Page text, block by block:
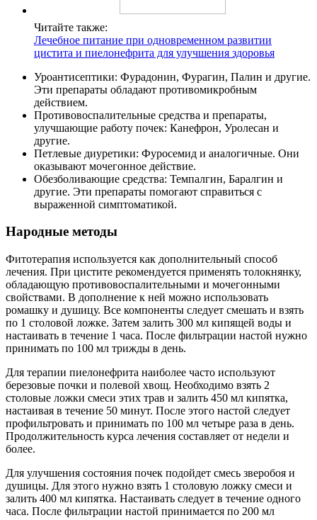
Читайте также:
Лечебное питание при одновременном развитии
цистита и пиелонефрита для улучшения здоровья
Уроантисептики: Фурадонин, Фурагин, Палин и другие.
Эти препараты обладают противомикробным
действием.
Противовоспалительные средства и препараты,
улучшающие работу почек: Канефрон, Уролесан и
другие.
Петлевые диуретики: Фуросемид и аналогичные. Они
оказывают мочегонное действие.
Обезболивающие средства: Темпалгин, Баралгин и
другие. Эти препараты помогают справиться с
выраженной симптоматикой.
Народные методы
Фитотерапия используется как дополнительный способ
лечения. При цистите рекомендуется применять толокнянку,
обладающую противовоспалительными и мочегонными
свойствами. В дополнение к ней можно использовать
ромашку и душицу. Все компоненты следует смешать и взять
по 1 столовой ложке. Затем залить 300 мл кипящей воды и
настаивать в течение 1 часа. После фильтрации настой нужно
принимать по 100 мл трижды в день.
Для терапии пиелонефрита наиболее часто используют
березовые почки и полевой хвощ. Необходимо взять 2
столовые ложки смеси этих трав и залить 450 мл кипятка,
настаивая в течение 50 минут. После этого настой следует
профильтровать и принимать по 100 мл четыре раза в день.
Продолжительность курса лечения составляет от недели и
более.
Для улучшения состояния почек подойдет смесь зверобоя и
душицы. Для этого нужно взять 1 столовую ложку смеси и
залить 400 мл кипятка. Настаивать следует в течение одного
часа. После фильтрации настой принимается по 200 мл